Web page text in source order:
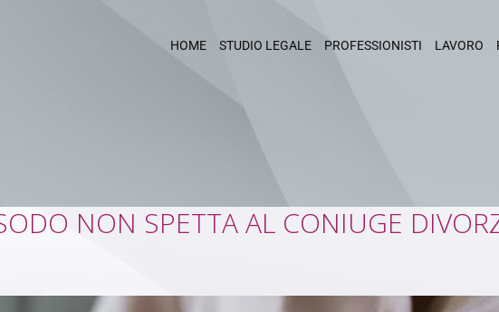
HOME STUDIO LEGALE PROFESSIONISTI LAVORO
NON SPETTA AL CONIUGE